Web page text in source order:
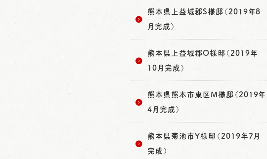
熊本県上益城郡S様邸（2019年8
月完成）
熊本県上益城郡O様邸（2019年
10月完成）
熊本県熊本市東区M様邸（2019年
4月完成）
熊本県菊池市Y様邸（2019年7月
完成）